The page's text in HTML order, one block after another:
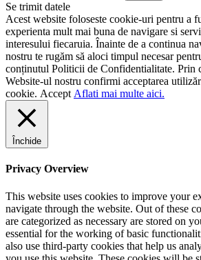
Se trimit datele
Acest website foloseste cookie-uri pentru a
experienta mult mai buna de navigare si
interesului fiecaruia. Înainte de a continua
nostru te rugăm să aloci timpul necesar
conținutul Politicii de Confidentialitate. Prin
Website-ul nostru confirmi acceptarea
cookie. Accept Aflati mai multe aici.
Închide
Privacy Overview
This website uses cookies to improve your
navigate through the website. Out of these
are categorized as necessary are stored on
essential for the working of basic
also use third-party cookies that help us